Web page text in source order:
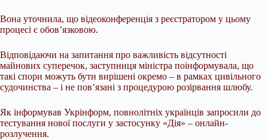
Вона уточнила, що відеоконференція з реєстратором у цьому
процесі є обов’язковою.
Відповідаючи на запитання про важливість відсутності
майнових суперечок, заступниця міністра поінформувала, що
такі спори можуть бути вирішені окремо – в рамках цивільного
судочинства – і не пов’язані з процедурою розірвання шлюбу.
Як інформував Укрінформ, повнолітніх українців запросили до
тестування нової послуги у застосунку «Дія» – онлайн-
розлучення.